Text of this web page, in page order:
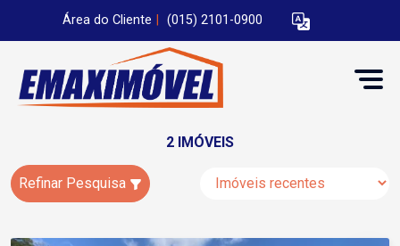
Área do Cliente (015) 2101-0900
2 IMÓVEIS
Refinar Pesquisa